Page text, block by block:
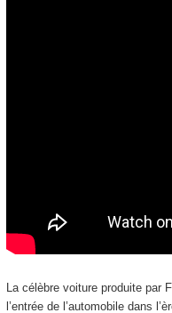
La célèbre voiture produite par
l’entrée de l’automobile dans